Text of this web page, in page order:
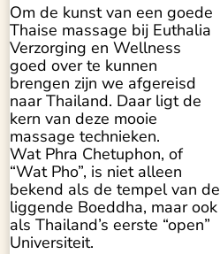
Om de kunst van een goede
Thaise massage bij Euthalia
Verzorging en Wellness
goed over te kunnen
brengen zijn we afgereisd
naar Thailand. Daar ligt de
kern van deze mooie
massage technieken.
Wat Phra Chetuphon, of
“Wat Pho”, is niet alleen
bekend als de tempel van de
liggende Boeddha, maar ook
als Thailand’s eerste “open”
Universiteit.